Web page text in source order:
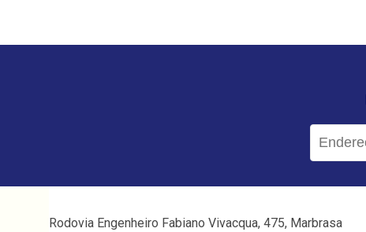
Rodovia Engenheiro Fabiano Vivacqua, 475, Marbrasa